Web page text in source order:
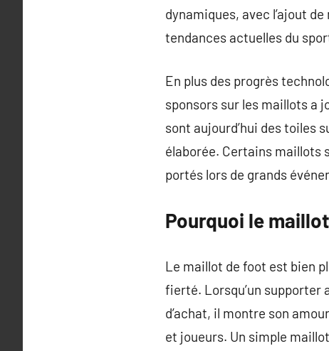
dynamiques, avec l’ajout
tendances actuelles du
En plus des progrès
sponsors sur les maillots a
sont aujourd’hui des toiles
élaborée. Certains maillots
portés lors de grands
Pourquoi le
Le maillot de foot est bien
fierté. Lorsqu’un supporter
d’achat, il montre son
et joueurs. Un simple